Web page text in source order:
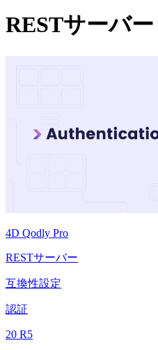
RESTサーバー
4D Qodly Pro
RESTサーバー
互換性設定
認証
20 R5